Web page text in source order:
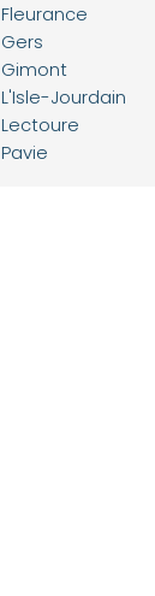
Fleurance
Gers
Gimont
L'Isle-Jourdain
Lectoure
Pavie